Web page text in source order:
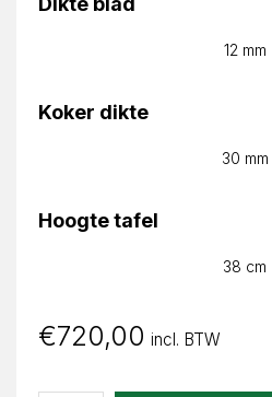
12 mm
Koker dikte
30 mm
Hoogte tafel
38 cm
€720,00 incl. BTW